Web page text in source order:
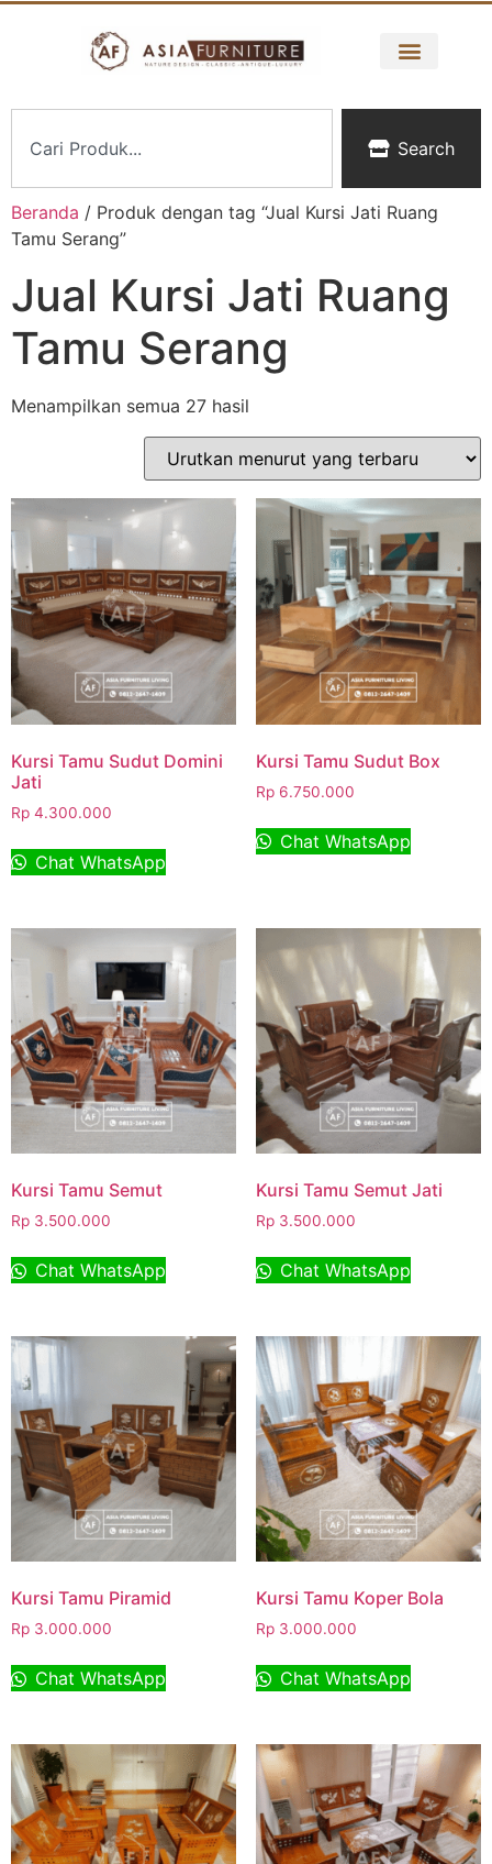
Search
Beranda / Produk dengan tag “Jual Kursi Jati Ruang
Tamu Serang”
Jual Kursi Jati Ruang
Tamu Serang
Menampilkan semua 27 hasil
Kursi Tamu Sudut Domini
Jati
Rp 4.300.000
Chat WhatsApp
Kursi Tamu Sudut Box
Rp6.750.000
Chat WhatsApp
Kursi Tamu Semut
Rp 3.500.000
Chat WhatsApp
Kursi Tamu Semut Jati
Rp3.500.000
Chat WhatsApp
Kursi Tamu Piramid
Rp 3.000.000
Chat WhatsApp
Kursi Tamu Koper Bola
Rp3.000.000
Chat WhatsApp